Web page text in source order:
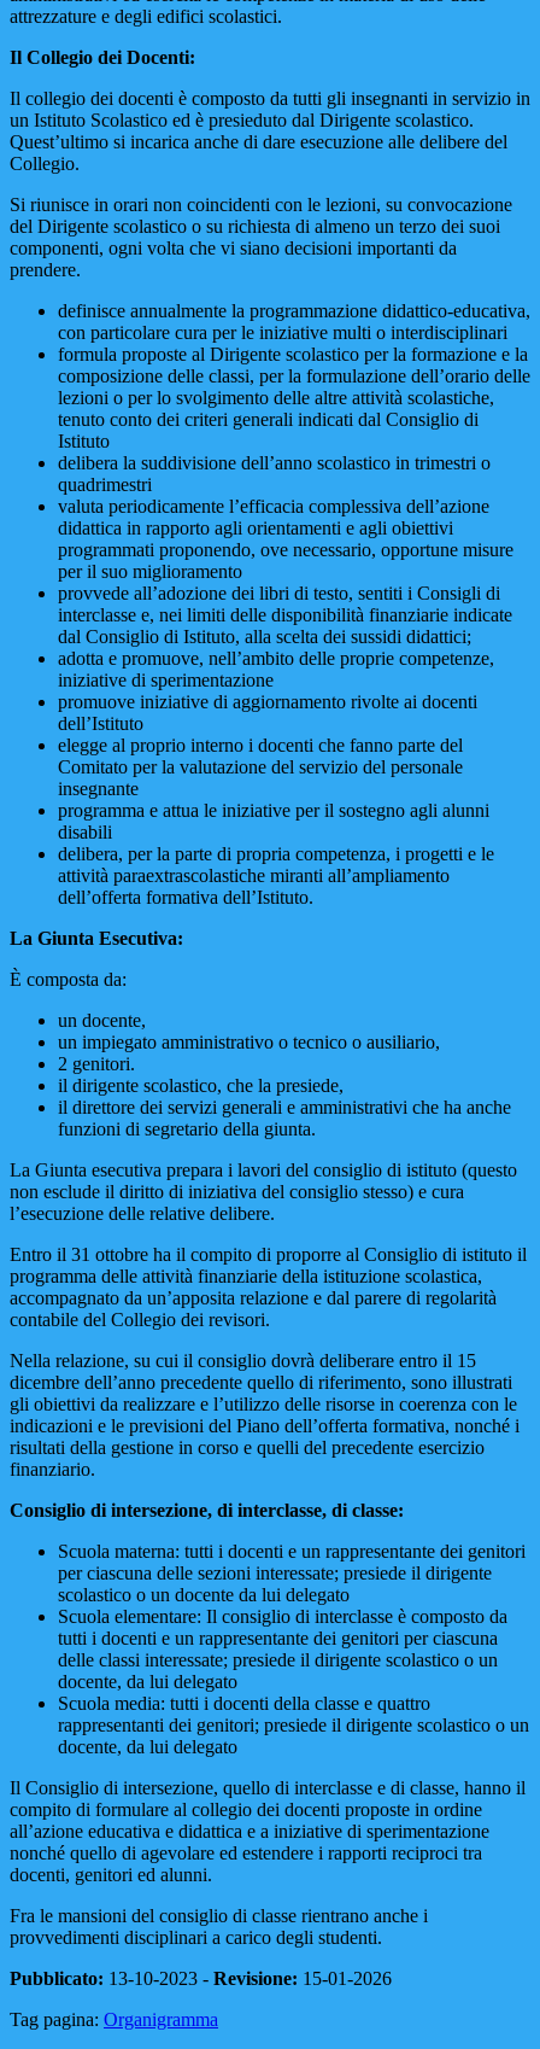
attrezzature e degli edifici scolastici.
Il Collegio dei Docenti:
Il collegio dei docenti è composto da tutti gli insegnanti in servizio in
un Istituto Scolastico ed è presieduto dal Dirigente scolastico.
Quest’ultimo si incarica anche di dare esecuzione alle delibere del
Collegio.
Si riunisce in orari non coincidenti con le lezioni, su convocazione
del Dirigente scolastico o su richiesta di almeno un terzo dei suoi
componenti, ogni volta che vi siano decisioni importanti da
prendere.
definisce annualmente la programmazione didattico-educativa,
con particolare cura per le iniziative multi o interdisciplinari
formula proposte al Dirigente scolastico per la formazione e la
composizione delle classi, per la formulazione dell’orario delle
lezioni o per lo svolgimento delle altre attività scolastiche,
tenuto conto dei criteri generali indicati dal Consiglio di
Istituto
delibera la suddivisione dell’anno scolastico in trimestri o
quadrimestri
valuta periodicamente l’efficacia complessiva dell’azione
didattica in rapporto agli orientamenti e agli obiettivi
programmati proponendo, ove necessario, opportune misure
per il suo miglioramento
provvede all’adozione dei libri di testo, sentiti i Consigli di
interclasse e, nei limiti delle disponibilità finanziarie indicate
dal Consiglio di Istituto, alla scelta dei sussidi didattici;
adotta e promuove, nell’ambito delle proprie competenze,
iniziative di sperimentazione
promuove iniziative di aggiornamento rivolte ai docenti
dell’Istituto
elegge al proprio interno i docenti che fanno parte del
Comitato per la valutazione del servizio del personale
insegnante
programma e attua le iniziative per il sostegno agli alunni
disabili
delibera, per la parte di propria competenza, i progetti e le
attività paraextrascolastiche miranti all’ampliamento
dell’offerta formativa dell’Istituto.
La Giunta Esecutiva:
È composta da:
un docente,
un impiegato amministrativo o tecnico o ausiliario,
2 genitori.
il dirigente scolastico, che la presiede,
il direttore dei servizi generali e amministrativi che ha anche
funzioni di segretario della giunta.
La Giunta esecutiva prepara i lavori del consiglio di istituto (questo
non esclude il diritto di iniziativa del consiglio stesso) e cura
l’esecuzione delle relative delibere.
Entro il 31 ottobre ha il compito di proporre al Consiglio di istituto il
programma delle attività finanziarie della istituzione scolastica,
accompagnato da un’apposita relazione e dal parere di regolarità
contabile del Collegio dei revisori.
Nella relazione, su cui il consiglio dovrà deliberare entro il 15
dicembre dell’anno precedente quello di riferimento, sono illustrati
gli obiettivi da realizzare e l’utilizzo delle risorse in coerenza con le
indicazioni e le previsioni del Piano dell’offerta formativa, nonché i
risultati della gestione in corso e quelli del precedente esercizio
finanziario.
Consiglio di intersezione, di interclasse, di classe:
Scuola materna: tutti i docenti e un rappresentante dei genitori
per ciascuna delle sezioni interessate; presiede il dirigente
scolastico o un docente da lui delegato
Scuola elementare: Il consiglio di interclasse è composto da
tutti i docenti e un rappresentante dei genitori per ciascuna
delle classi interessate; presiede il dirigente scolastico o un
docente, da lui delegato
Scuola media: tutti i docenti della classe e quattro
rappresentanti dei genitori; presiede il dirigente scolastico o un
docente, da lui delegato
Il Consiglio di intersezione, quello di interclasse e di classe, hanno il
compito di formulare al collegio dei docenti proposte in ordine
all’azione educativa e didattica e a iniziative di sperimentazione
nonché quello di agevolare ed estendere i rapporti reciproci tra
docenti, genitori ed alunni.
Fra le mansioni del consiglio di classe rientrano anche i
provvedimenti disciplinari a carico degli studenti.
Pubblicato: 13-10-2023 - Revisione: 15-01-2026
Tag pagina: Organigramma